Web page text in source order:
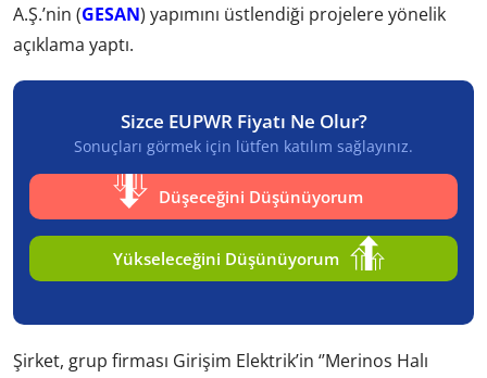
A.Ş.’nin (GESAN) yapımını üstlendiği projelere yönelik
açıklama yaptı.
Sizce EUPWR Fiyatı Ne Olur?
Sonuçları görmek için lütfen katılım sağlayınız.
Düşeceğini Düşünüyorum
Yükseleceğini Düşünüyorum
Şirket, grup firması Girişim Elektrik’in ‘’Merinos Halı